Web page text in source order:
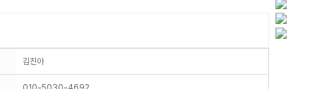
김진아